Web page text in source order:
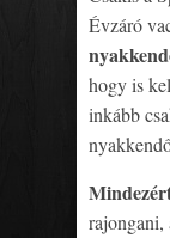
Évzáró
hogy is
inkább
rajongani,